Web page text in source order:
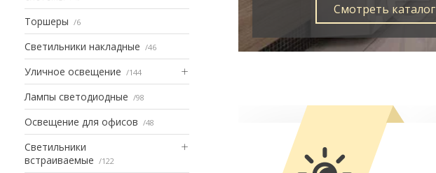
Торшеры 6
Светильники накладные 46
Уличное освещение 144
Лампы светодиодные 98
Освещение для офисов 48
Светильники
встраиваемые
122
Смотреть каталог